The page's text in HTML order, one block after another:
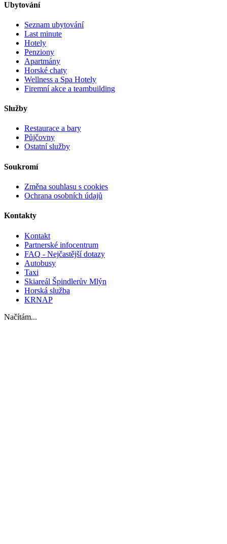
Ubytování
Seznam ubytování
Last minute
Hotely
Penziony
Apartmány
Horské chaty
Wellness a Spa Hotely
Firemní akce a teambuilding
Služby
Restaurace a bary
Půjčovny
Ostatní služby
Soukromí
Změna souhlasu s cookies
Ochrana osobních údajů
Kontakty
Kontakt
Partnerské infocentrum
FAQ - Nejčastější dotazy
Autobusy
Taxi
Skiareál Špindlerův Mlýn
Horská služba
KRNAP
Načítám...